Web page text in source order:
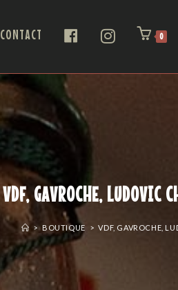
CONTACT 0
VDF, GAVROCHE, LUDOVIC
> BOUTIQUE > VDF, GAVROCHE,